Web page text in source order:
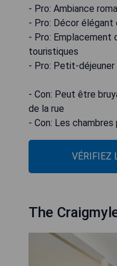
- Pro: Ambiance
- Pro: Décor élégant
- Pro:
touristiques
- Pro: Petit-déjeuner
- Con: Peut être
de la rue
- Con: Les
VÉRIFIEZ
The